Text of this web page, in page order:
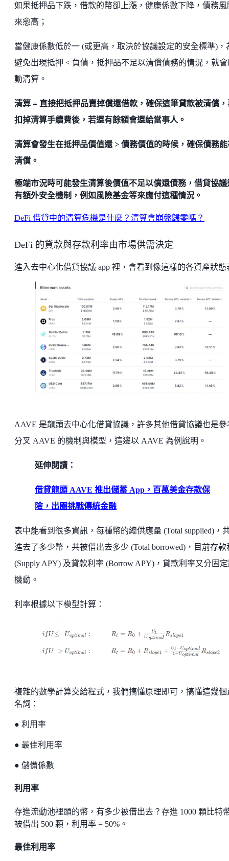
如果抵押品下跌，借款的幣卻上漲，健康係數下降，債務風
來愈高；
當健康係數低於一 (或更高，取決於協議設定的安全標準)，
避免出現抵押 < 負債，抵押品不足以清償債務的情況，就會
動清算。
清算 = 直接把抵押品賣掉償還借款，確保這筆貸款被清償，
扣掉清算手續費後，若還有餘額會還給當事人。
清算會發生在抵押品價值還 > 債務價值的時候，確保債務能
清償。
極端市況時可能發生清算後價值不足以償還債務，借貸協議
有額外安全機制，例如風險基金等來應付這種情況。
DeFi 借貸中的清算危機是什麼？清算會崩盤歸零嗎？
DeFi 的貸款與存款利率由市場供需決定
進入去中心化借貸協議 app 裡，會看到像這樣的各資產狀態
AAVE 是龍頭去中心化借貸協議，許多其他借貸協議也是參
分叉 AAVE 的機制與模型，這邊以 AAVE 為例說明。
延伸閱讀：
借貸龍頭 AAVE 推出儲蓄 App，百萬美金存款保
險，出圈挑戰傳統金融
表中能看到很多資訊，每種幣的總供應量 (Total supplied)，
進去了多少幣，共被借出去多少 (Total borrowed)，目前存款
(Supply APY) 及貸款利率 (Borrow APY)，貸款利率又分固
機動。
利率根據以下模型計算：
複雜的數學計算交給程式，我們搞懂原理即可，搞懂這幾個
名詞：
● 利用率
● 最佳利用率
● 儲備係數
利用率
存進流動池裡頭的幣，有多少被借出去？存進 1000 顆比特
被借出 500 顆，利用率 = 50%。
最佳利用率